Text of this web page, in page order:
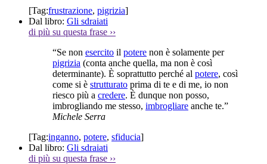
[Tag:frustrazione, pigrizia]
Dal libro: Gli sdraiati
di più su questa frase ››
“Se non esercito il potere non è solamente per
pigrizia (conta anche quella, ma non è così
determinante). È soprattutto perché al potere, così
come si è strutturato prima di te e di me, io non
riesco più a credere. È dunque non posso,
imbrogliando me stesso, imbrogliare anche te.”
Michele Serra
[Tag:inganno, potere, sfiducia]
Dal libro: Gli sdraiati
di più su questa frase ››